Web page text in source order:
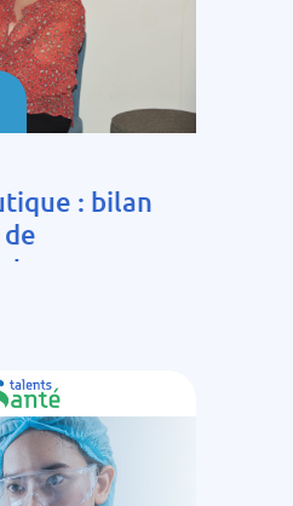
: bilan